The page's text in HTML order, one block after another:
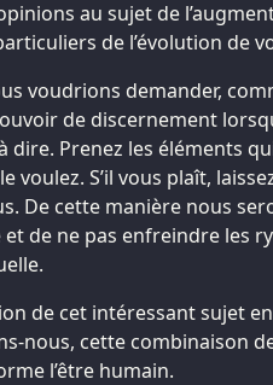
au sujet de
de l’évolution de
voudrions demander,
de discernement
dire. Prenez les éléments
voulez. S’il vous plaît,
De cette manière nous
de ne pas enfreindre les
de cet intéressant sujet
nous, cette combinaison
l’être humain.